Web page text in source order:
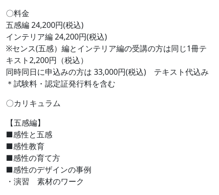
〇料金
五感編 24,200円(税込)
インテリア編 24,200円(税込)
※センス(五感）編とインテリア編の受講の方は同じ1冊テ
キスト2,200円（税込）
同時同日に申込みの方は 33,000円(税込) テキスト代込み
＊試験料・認定証発行料を含む
〇カリキュラム
【五感編】
■感性と五感
■感性教育
■感性の育て方
■感性のデザインの事例
・演習 素材のワーク